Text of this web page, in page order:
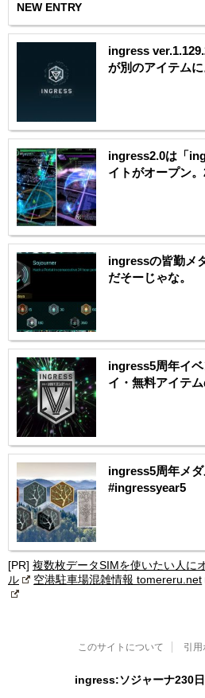
NEW ENTRY
ingress
が別のアイテム
ingress2.0は「
イトがオープン
ingressの皆勤メ
だそーじゃな。
ingress5周年イ
イ・無料アイテ
ingress5周年メダ
#ingressyear5
[PR] 複数枚データSIMを使いたい人に
ル
空港駐車場混雑情報 tomereru.net
このサイトについて 引用
ingress:ソジャーナ230